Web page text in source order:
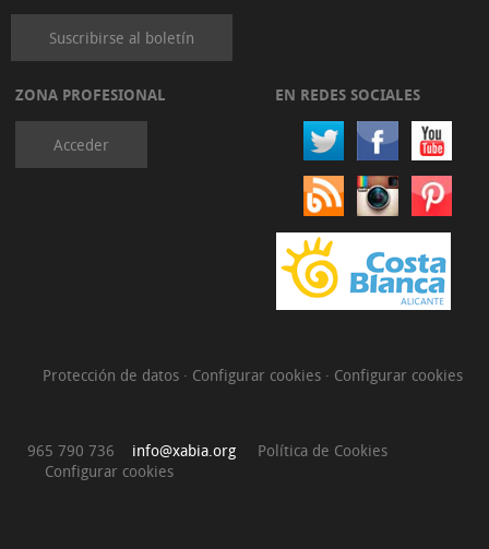
Suscribirse al boletín
ZONA PROFESIONAL
Acceder
EN REDES SOCIALES
Protección de datos · Configurar cookies · Configurar cookies
965 790 736 info@xabia.org
Política de Cookies
Configurar cookies